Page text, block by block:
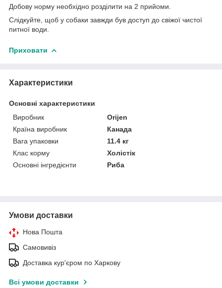
Добову норму необхідно розділити на 2 прийоми.
Слідкуйте, щоб у собаки завжди був доступ до свіжої чистої
питної води.
Приховати
Характеристики
Основні характеристики
Виробник
Orijen
Країна виробник
Канада
Вага упаковки
11.4 кг
Клас корму
Холістік
Основні інгредієнти
Риба
Умови доставки
Нова Пошта
Самовивіз
Доставка кур'єром по Харкову
Всі умови доставки